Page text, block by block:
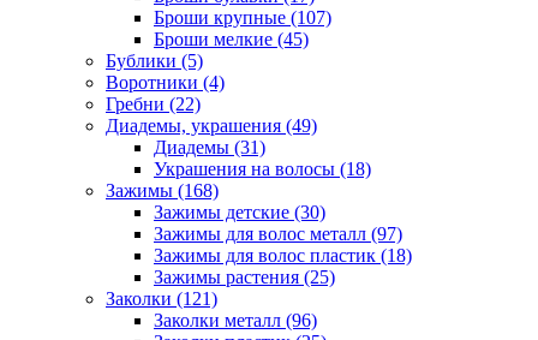
Броши крупные (107)
Броши мелкие (45)
Бублики (5)
Воротники (4)
Гребни (22)
Диадемы, украшения (49)
Диадемы (31)
Украшения на волосы (18)
Зажимы (168)
Зажимы детские (30)
Зажимы для волос металл (97)
Зажимы для волос пластик (18)
Зажимы растения (25)
Заколки (121)
Заколки металл (96)